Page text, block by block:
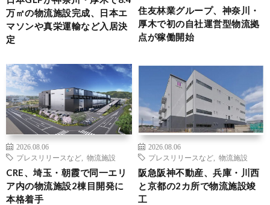
万㎡の物流施設完成、日本エ
マソンや真栄運輸など入居決
定
住友林業グループ、神奈川・
厚木で初の自社運営型物流拠
点が稼働開始
2026.08.06
プレスリリースなど
物流施設
CRE、埼玉・朝霞で同一エリ
ア内の物流施設2棟目開発に
本格着手
2026.08.06
プレスリリースなど
物流施設
阪急阪神不動産、兵庫・川西
と京都の2カ所で物流施設竣
工